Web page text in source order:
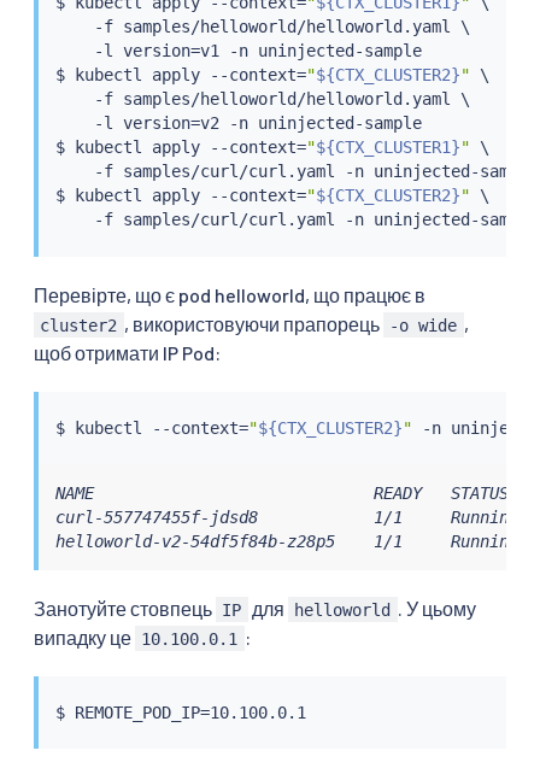
    -f samples/helloworld/helloworld.yaml \
    -l version
=v1 -n uninjected-sample
$
kubectl apply --context="${CTX_CLUSTER2}" \
    -f samples/helloworld/helloworld.yaml \
    -l version
=v2 -n uninjected-sample
$
kubectl apply --context="${CTX_CLUSTER1}" \
    -f samples/curl/curl.yaml -n uninjected-sample
$
kubectl apply --context="${CTX_CLUSTER2}" \
Перевірте, що є pod helloworld, що працює в
cluster2 , використовуючи прапорець -o wide ,
щоб отримати IP Pod:
$ kubectl --context="${CTX_CLUSTER2}"
NAME                             READY   STATUS
curl-557747455f-jdsd8            1/1
helloworld-v2-54df5f84b-z28p5    1/1
Занотуйте стовпець IP для helloworld
. У цьому
випадку це 10.100.0.1 :
$ REMOTE_POD_IP=